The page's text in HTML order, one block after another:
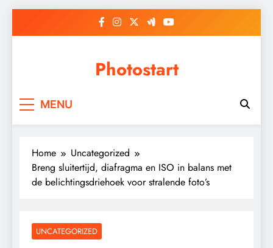
Photostart
MENU
Home
Uncategorized
Breng sluitertijd, diafragma en ISO in balans met
de belichtingsdriehoek voor stralende foto’s
UNCATEGORIZED